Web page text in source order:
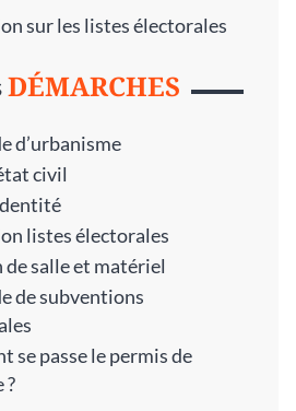
sur les listes électorales
DÉMARCHES
d’urbanisme
civil
listes électorales
de salle et matériel
de subventions
se passe le permis de
?